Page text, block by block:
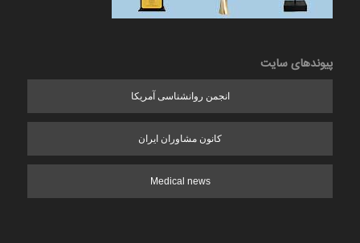
پیوندهای سایت
انجمن روانشناسی آمریکا
کانون مشاوران ایران
Medical news